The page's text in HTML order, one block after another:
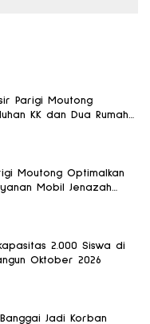
Parigi Moutong
KK dan Dua Rumah
Moutong Optimalkan
Mobil Jenazah
2.000 Siswa di
Oktober 2026
Jadi Korban